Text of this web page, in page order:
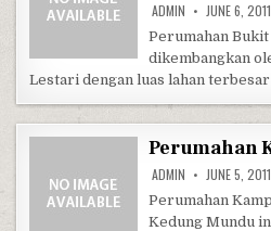
ADMIN JUNE 6, 2011
Perumahan Bukit
dikembangkan
Lestari dengan luas lahan
Perumahan
ADMIN JUNE 5, 2011
Perumahan
Kedung Mundu